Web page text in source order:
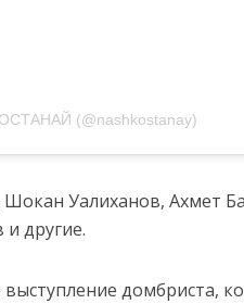
(@nashkostanay)
Уалиханов, Ахмет
другие.
домбриста,